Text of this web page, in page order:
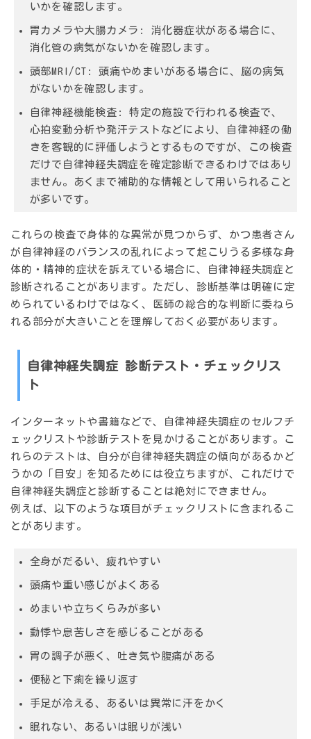
いかを確認します。
胃カメラや大腸カメラ: 消化器症状がある場合に、
消化管の病気がないかを確認します。
頭部MRI/CT: 頭痛やめまいがある場合に、脳の病気
がないかを確認します。
自律神経機能検査: 特定の施設で行われる検査で、
心拍変動分析や発汗テストなどにより、自律神経の働
きを客観的に評価しようとするものですが、この検査
だけで自律神経失調症を確定診断できるわけではあり
ません。あくまで補助的な情報として用いられること
が多いです。
これらの検査で身体的な異常が見つからず、かつ患者さん
が 自律神経のバランスの乱れによって起こりうる多様な身
体的・精神的症状を訴えている場合 に、自律神経失調症と
診断されることがあります。ただし、診断基準は明確に定
められているわけではなく、医師の総合的な判断に委ねら
れる部分が大きいことを理解しておく必要があります。
自律神経失調症 診断テスト・チェックリス
ト
インターネットや書籍などで、自律神経失調症のセルフチ
ェックリストや診断テストを見かけることがあります。こ
れらのテストは、
自分が自律神経失調症の傾向があるかど
うかの「目安」を知るため には役立ちますが、
これだけで
自律神経失調症と診断することは絶対にできません。
例えば、以下のような項目がチェックリストに含まれるこ
とがあります。
全身がだるい、疲れやすい
頭痛や重い感じがよくある
めまいや立ちくらみが多い
動悸や息苦しさを感じることがある
胃の調子が悪く、吐き気や腹痛がある
便秘と下痢を繰り返す
手足が冷える、あるいは異常に汗をかく
眠れない、あるいは眠りが浅い